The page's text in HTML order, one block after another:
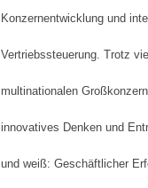
Konzernentwicklung und
Vertriebssteuerung. Trotz
multinationalen
innovatives Denken und
und weiß: Geschäftlicher